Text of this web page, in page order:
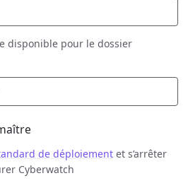
disponible pour le dossier
de déploiement et s’arrêter
Cyberwatch